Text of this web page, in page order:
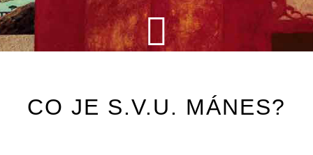
CO JE S.V.U. MÁNES?